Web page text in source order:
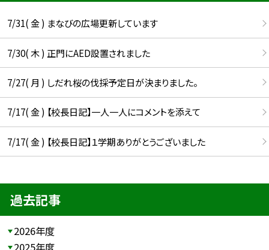
7/31( 金 ) まなびの広場更新しています
7/30( 木 ) 正門にAED設置されました
7/27( 月 ) しだれ桜の伐採予定日が決まりました。
7/17( 金 ) 【校長日記】一人一人にコメントを添えて
7/17( 金 ) 【校長日記】１学期ありがとうございました
過去記事
2026年度
2025年度